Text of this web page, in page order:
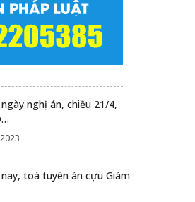
nghị án, chiều 21/4,
nay, toà tuyên án cựu Giám